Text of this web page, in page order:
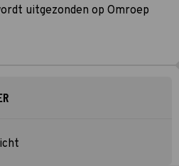
uitgezonden op Omroep